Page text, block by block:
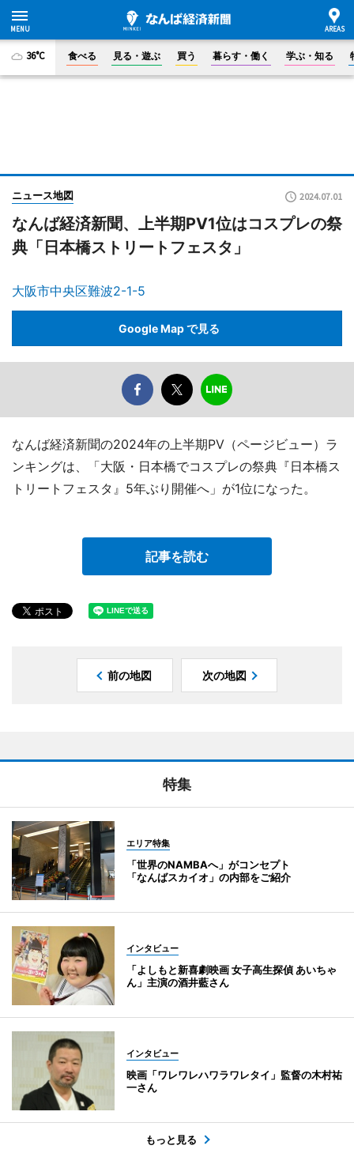
36°C 食べる 見る・遊ぶ 買う 暮らす・働く 学ぶ・知る
ニュース地図 2024.07.01
なんば経済新聞、上半期PV1位はコスプレの祭
典「日本橋ストリートフェスタ」
大阪市中央区難波2-1-5
Google Map で見る
なんば経済新聞の2024年の上半期PV（ページビュー）ラ
ンキングは、「大阪・日本橋でコスプレの祭典『日本橋ス
トリートフェスタ』5年ぶり開催へ」が1位になった。
記事を読む
前の地図 次の地図
特集
エリア特集
「世界のNAMBAへ」がコンセプト
「なんばスカイオ」の内部をご紹介
インタビュー
「よしもと新喜劇映画 女子高生探偵 あいちゃ
ん」主演の酒井藍さん
インタビュー
映画「ワレワレハワラワレタイ」監督の木村祐
一さん
もっと見る